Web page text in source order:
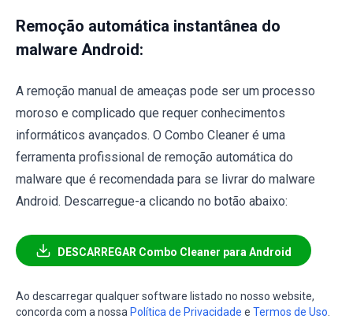
Remoção automática instantânea do
malware Android:
A remoção manual de ameaças pode ser um processo
moroso e complicado que requer conhecimentos
informáticos avançados. O Combo Cleaner é uma
ferramenta profissional de remoção automática do
malware que é recomendada para se livrar do malware
Android. Descarregue-a clicando no botão abaixo:
DESCARREGAR Combo Cleaner para Android
Ao descarregar qualquer software listado no nosso website,
concorda com a nossa Política de Privacidade e Termos de Uso